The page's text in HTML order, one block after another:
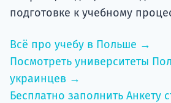
подготовке к учебному
Всё про учебу в Польше →
Посмотреть университеты
украинцев →
Бесплатно заполнить Анкету